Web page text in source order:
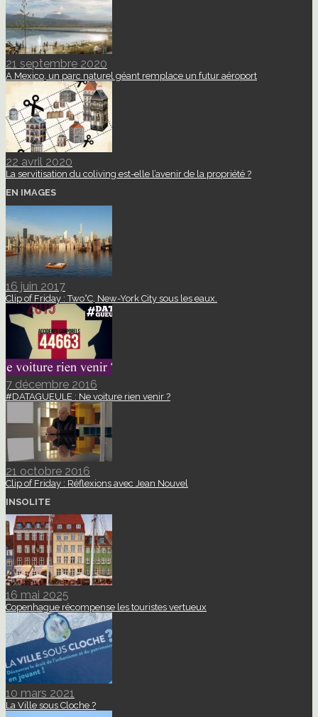
21 septembre 2020
A Mexico, un parc naturel géant remplace un futur aéroport
22 avril 2020
La servitisation du coliving est-elle l’avenir de la propriété ?
EN IMAGES
16 juin 2017
Clip of Friday : Two°C, New-York City sous les eaux.
7 décembre 2016
#DATAGUEULE : Ne voiture rien venir ?
21 octobre 2016
Clip of Friday : Réflexions avec Jean Nouvel
INSOLITE
16 mai 2025
Copenhague récompense les touristes vertueux
10 mars 2021
La Ville sous Cloche ?